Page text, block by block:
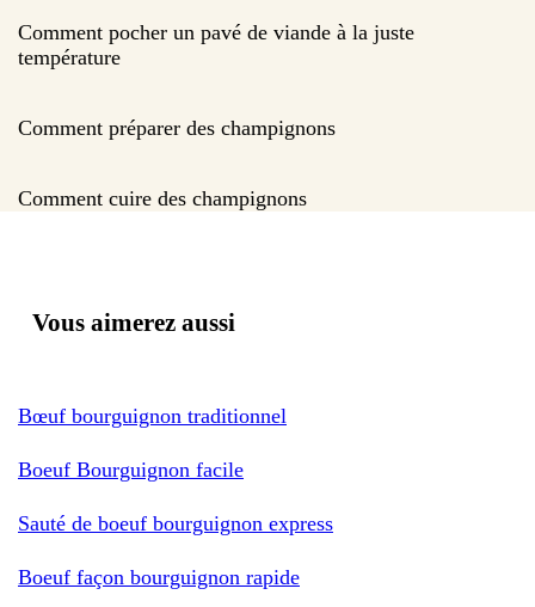
Comment pocher un pavé de viande à la juste
température
Comment préparer des champignons
Comment cuire des champignons
Vous aimerez aussi
Bœuf bourguignon traditionnel
Boeuf Bourguignon facile
Sauté de boeuf bourguignon express
Boeuf façon bourguignon rapide